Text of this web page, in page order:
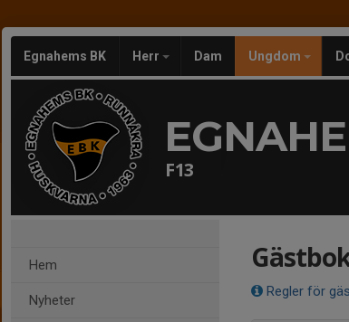
Egnahems BK Herr Dam Ungdom
F13
Hem
Nyheter
Regler för